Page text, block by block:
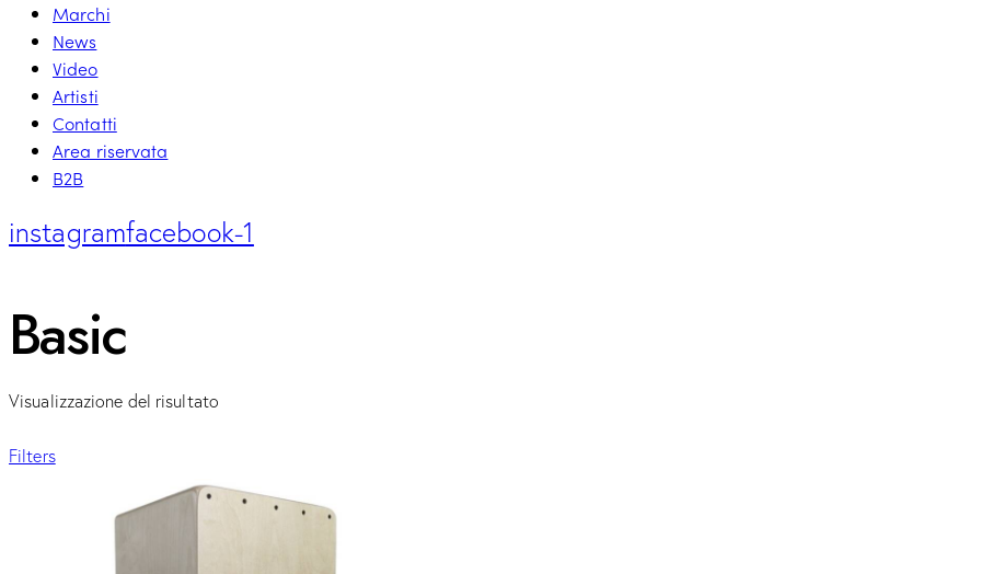
Marchi
News
Video
Artisti
Contatti
Area riservata
B2B
instagramfacebook-1
Basic
Visualizzazione del risultato
Filters